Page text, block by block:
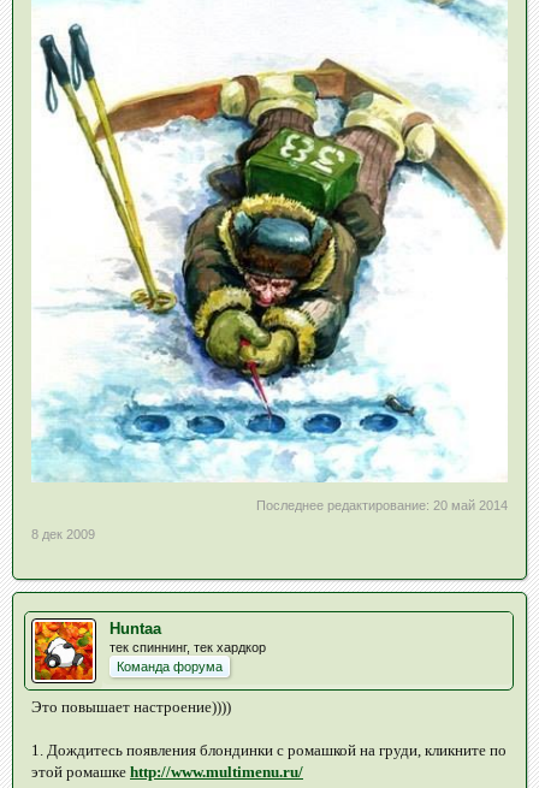
Последнее редактирование: 20 май 2014
8 дек 2009
Huntaa
тек спиннинг, тек хардкор
Команда форума
Это повышает настроение))))
1. Дождитесь появления блондинки с ромашкой на груди, кликните по
этой ромашке http://www.multimenu.ru/